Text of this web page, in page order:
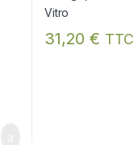
31,20€ TTC